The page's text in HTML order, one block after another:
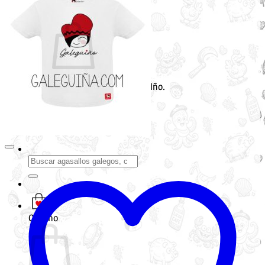
Non hai produtos no carriño.
Voltar á tenda
Buscar
por:
Carriño